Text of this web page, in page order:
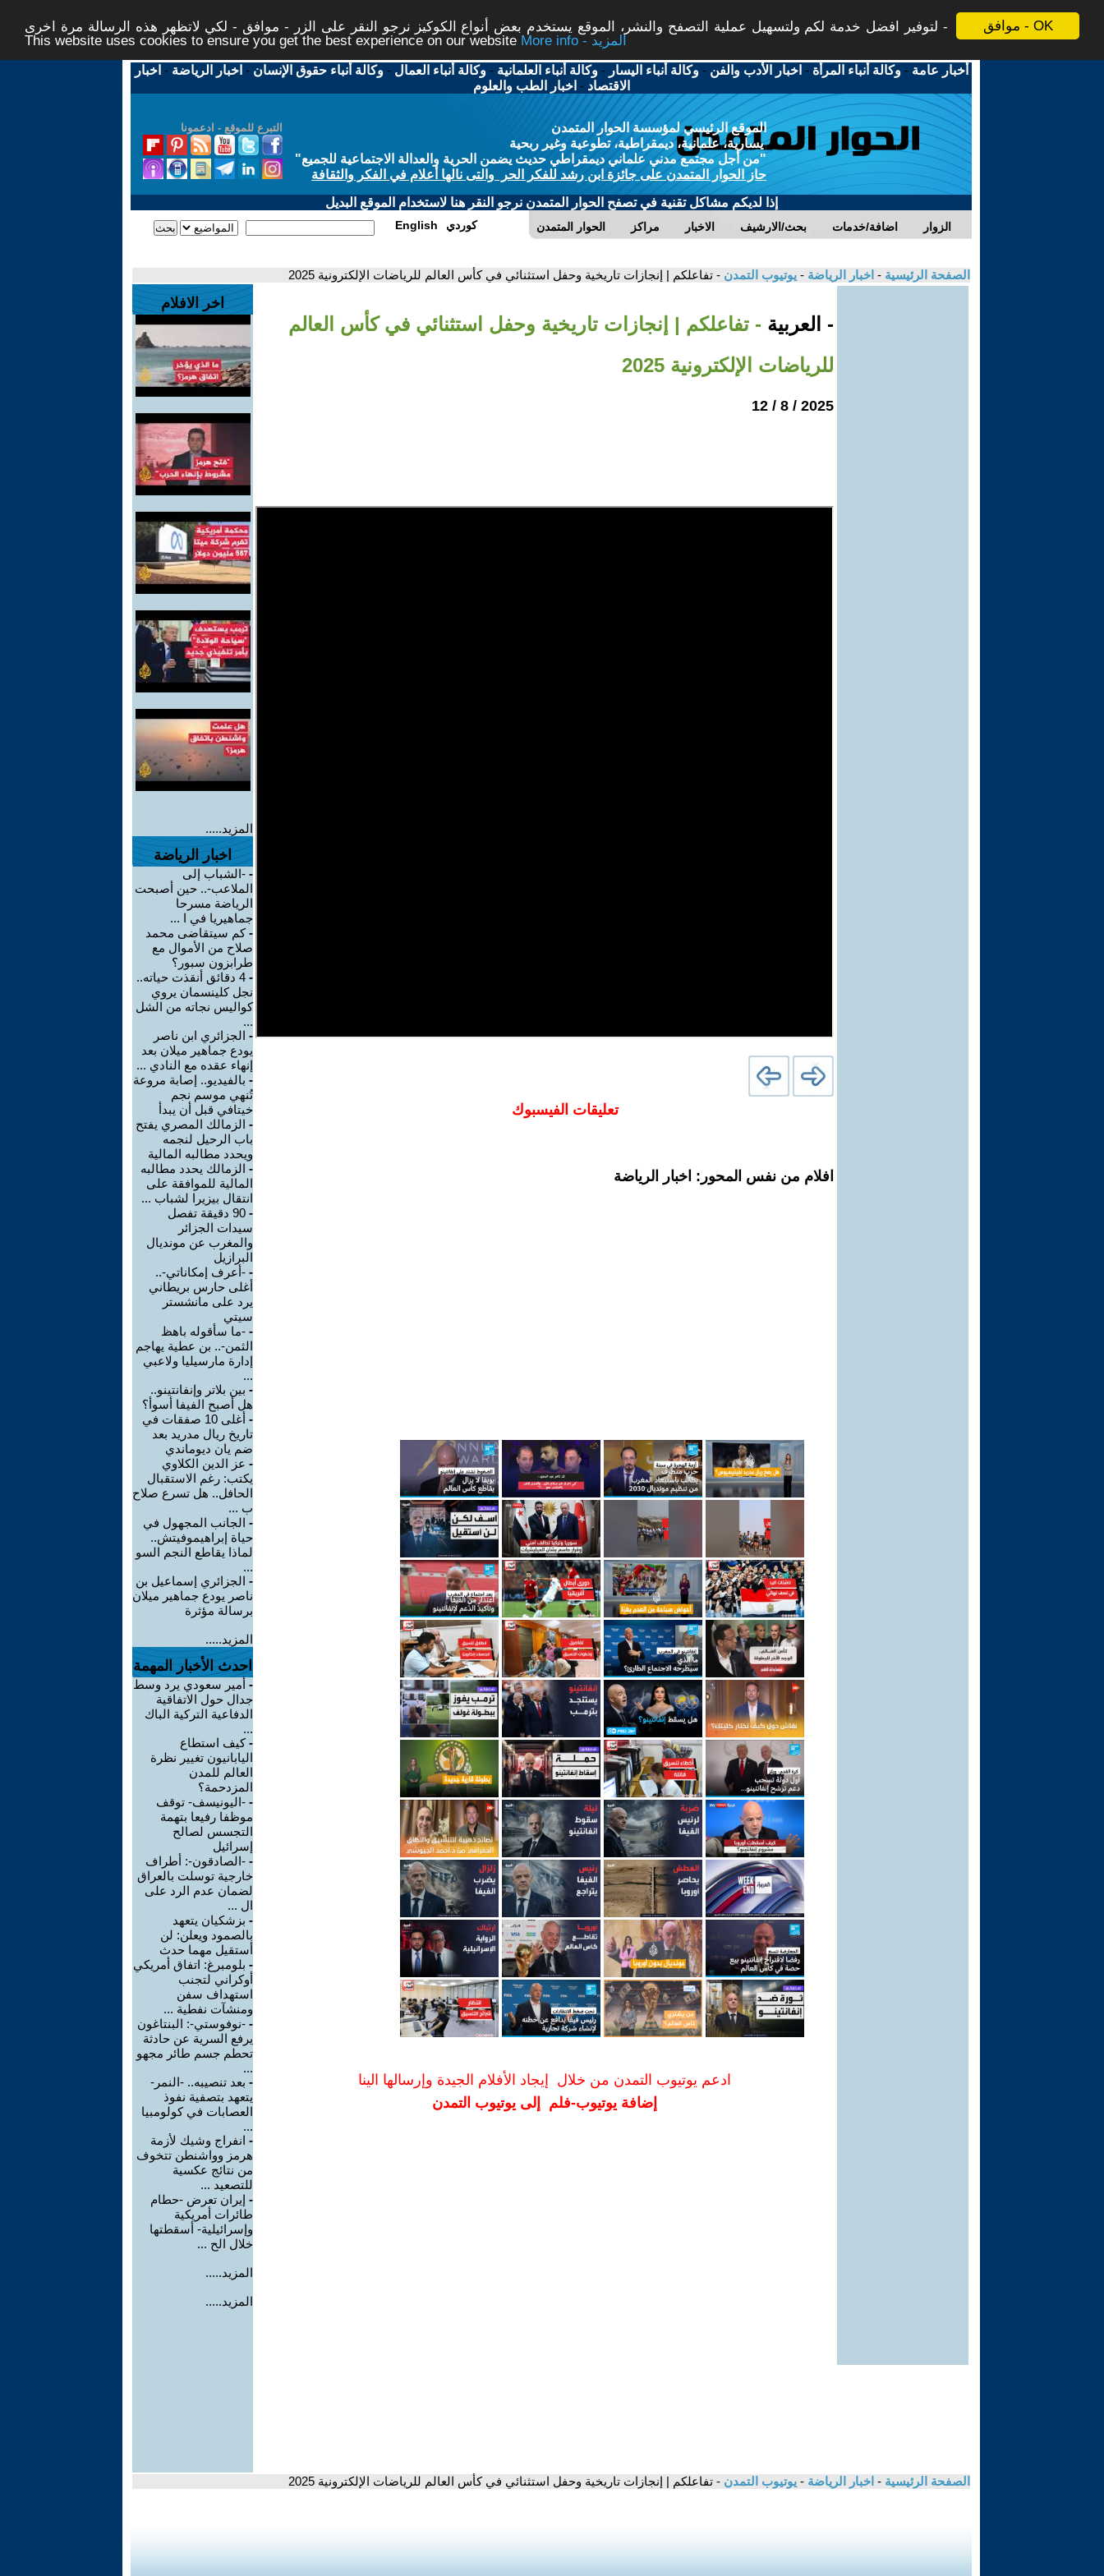
موافق - OK
لتوفير افضل خدمة لكم ولتسهيل عملية التصفح والنشر، الموقع يستخدم بعض أنواع الكوكيز نرجو النقر على الزر - موافق - لكي لاتظهر هذه الرسالة مرة اخرى -
This website uses cookies to ensure you get the best experience on our website
More info - المزيد
أخبار عامة -وكالة أنباء المرأة - اخبار الأدب والفن -وكالة أنباء اليسار -وكالة أنباء العلمانية -وكالة أنباء العمال -وكالة أنباء حقوق الإنسان - اخبار الرياضة - اخبار
الاقتصاد - اخبار الطب والعلوم
التبرع للموقع - ادعمونا
الموقع الرئيسي لمؤسسة الحوار المتمدن
يسارية، علمانية، ديمقراطية، تطوعية وغير ربحية
"من أجل مجتمع مدني علماني ديمقراطي حديث يضمن الحرية والعدالة الاجتماعية للجميع"
حاز الحوار المتمدن على جائزة ابن رشد للفكر الحر والتى نالها أعلام في الفكر والثقافة
إذا لديكم مشاكل تقنية في تصفح الحوار المتمدن نرجو النقر هنا لاستخدام الموقع البديل
الحوار المتمدن مراكز الاخبار بحث/الارشيف اضافة/خدمات الزوار English كوردي
الصفحة الرئيسية - اخبار الرياضة - يوتيوب التمدن - تفاعلكم | إنجازات تاريخية وحفل استثنائي في كأس العالم للرياضات الإلكترونية 2025
- العربية - تفاعلكم | إنجازات تاريخية وحفل استثنائي في كأس العالم
للرياضات الإلكترونية 2025
2025 / 8 / 12
تعليقات الفيسبوك
افلام من نفس المحور: اخبار الرياضة
ادعم يوتيوب التمدن من خلال إيجاد الأفلام الجيدة وإرسالها الينا
إضافة يوتيوب-فلم إلى يوتيوب التمدن
اخر الافلام
المزيد.....
اخبار الرياضة
- -الشباب إلى
الملاعب-.. حين أصبحت
الرياضة مسرحا
جماهيريا في ا ...
-كم سيتقاضى محمد
صلاح من الأموال مع
طرابزون سبور؟
-
4 دقائق أنقذت حياته..
نجل كلينسمان يروي
كواليس نجاته من الشل
...
- الجزائري ابن ناصر
يودع جماهير ميلان بعد
إنهاء عقده مع النادي ...
- بالفيديو.. إصابة مروعة
تُنهي موسم نجم
خيتافي قبل أن يبدأ
- الزمالك المصري يفتح
باب الرحيل لنجمه
ويحدد مطالبه المالية
- الزمالك يحدد مطالبه
المالية للموافقة على
انتقال بيزيرا لشباب ...
-
90 دقيقة تفصل
سيدات الجزائر
والمغرب عن مونديال
البرازيل
- -أعرف إمكاناتي-..
أغلى حارس بريطاني
يرد على مانشستر
سيتي
- -ما سأقوله باهظ
الثمن-.. بن عطية يهاجم
إدارة مارسيليا ولاعبي
...
- بين بلاتر وإنفانتينو..
هل أصبح الفيفا أسوأ؟
-
أغلى 10 صفقات في
تاريخ ريال مدريد بعد
ضم يان ديوماندي
- عز الدين الكلاوي
يكتب: رغم الاستقبال
الحافل.. هل تسرع صلاح
ب ...
- الجانب المجهول في
حياة إبراهيموفيتش..
لماذا يقاطع النجم السو
...
- الجزائري إسماعيل بن
ناصر يودع جماهير ميلان
برسالة مؤثرة
المزيد.....
احدث الأخبار المهمة
- أمير سعودي يرد وسط
جدال حول الاتفاقية
الدفاعية التركية الباك
...
-كيف استطاع
اليابانيون تغيير نظرة
العالم للمدن
المزدحمة؟
- -اليونيسف- توقف
موظفا رفيعا بتهمة
التجسس لصالح
إسرائيل
- -الصادقون-: أطراف
خارجية توسلت بالعراق
لضمان عدم الرد على
ال ...
- بزشكيان يتعهد
بالصمود ويعلن: لن
أستقيل مهما حدث
- بلومبرغ: اتفاق أمريكي
أوكراني لتجنب
استهداف سفن
ومنشآت نفطية ...
- -نوفوستي-: البنتاغون
يرفع السرية عن حادثة
تحطم جسم طائر مجهو
...
- بعد تنصيبه.. -النمر-
يتعهد بتصفية نفوذ
العصابات في كولومبيا
...
- انفراج وشيك لأزمة
هرمز وواشنطن تتخوف
من نتائج عكسية
للتصعيد ...
- إيران تعرض -حطام
طائرات أمريكية
وإسرائيلية- أسقطتها
خلال الح ...
المزيد.....
المزيد.....
الصفحة الرئيسية - اخبار الرياضة - يوتيوب التمدن - تفاعلكم | إنجازات تاريخية وحفل استثنائي في كأس العالم للرياضات الإلكترونية 2025